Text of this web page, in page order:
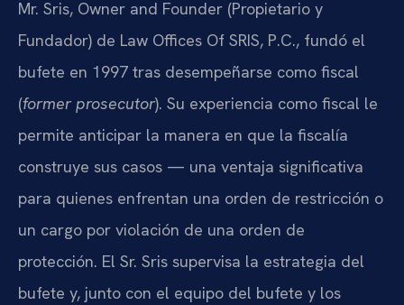
Mr. Sris, Owner and Founder (Propietario y
Fundador) de Law Offices Of SRIS, P.C., fundó el
bufete en 1997 tras desempeñarse como fiscal
(former prosecutor). Su experiencia como fiscal le
permite anticipar la manera en que la fiscalía
construye sus casos — una ventaja significativa
para quienes enfrentan una orden de restricción o
un cargo por violación de una orden de
protección. El Sr. Sris supervisa la estrategia del
bufete y, junto con el equipo del bufete y los